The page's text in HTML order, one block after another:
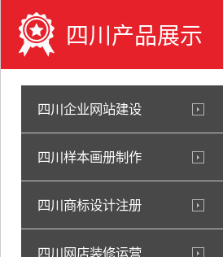
四川产品展示
四川企业网站建设
四川样本画册制作
四川商标设计注册
四川网店装修运营